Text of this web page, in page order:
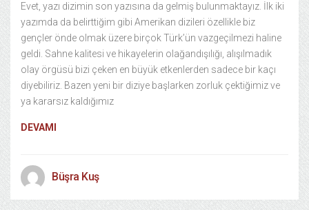
Evet, yazı dizimin son yazısına da gelmiş bulunmaktayız. İlk iki
yazımda da belirttiğim gibi Amerikan dizileri özellikle biz
gençler önde olmak üzere birçok Türk’ün vazgeçilmezi haline
geldi. Sahne kalitesi ve hikayelerin olağandışılığı, alışılmadık
olay örgüsü bizi çeken en büyük etkenlerden sadece bir kaçı
diyebiliriz. Bazen yeni bir diziye başlarken zorluk çektiğimiz ve
ya kararsız kaldığımız
DEVAMI
Büşra Kuş